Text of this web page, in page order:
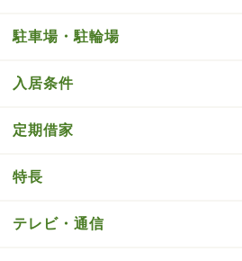
駐車場・駐輪場
入居条件
定期借家
特長
テレビ・通信